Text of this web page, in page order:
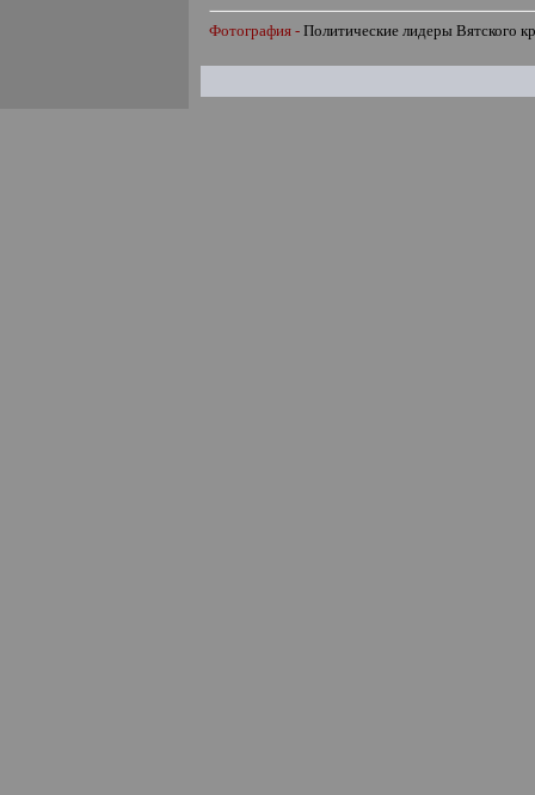
Фотография -Политические лидеры Вятского